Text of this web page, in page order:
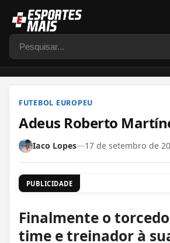
Pesquisar
FUTEBOL EUROPEU
Adeus Roberto
Iaco Lopes—17 de setembro de
PUBLICIDADE
Finalmente o
time e treinador à